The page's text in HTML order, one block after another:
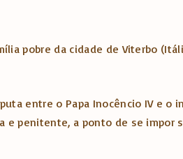
pobre da cidade de Viterbo
entre o Papa Inocêncio IV e o
e penitente, a ponto de se impor